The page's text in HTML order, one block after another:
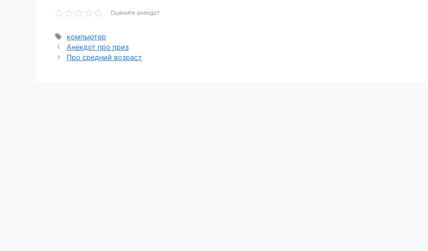
Оцените анекдот
Метки
компьютер
Анекдот про приз
Про средний возраст